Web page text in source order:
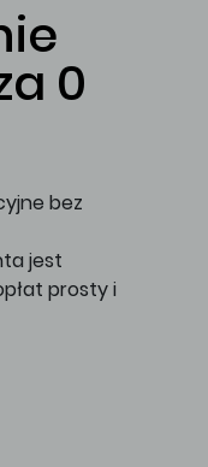
0
bez
jest
prosty i